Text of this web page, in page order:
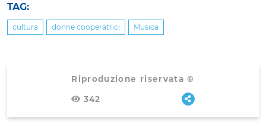
TAG:
cultura donne cooperatrici Musica
Riproduzione riservata ©
342